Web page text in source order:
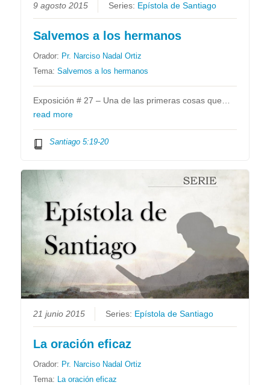
9 agosto 2015 Series: Epístola de Santiago
Salvemos a los hermanos
Orador: Pr. Narciso Nadal Ortiz
Tema:Salvemos a los hermanos
Exposición # 27 – Una de las primeras cosas que…
read more
Santiago 5:19-20
21 junio 2015 Series: Epístola de Santiago
La oración eficaz
Orador: Pr. Narciso Nadal Ortiz
Tema: La oración eficaz